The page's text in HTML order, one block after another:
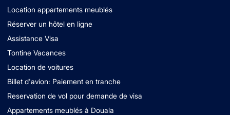
Location appartements meublés
Réserver un hôtel en ligne
Assistance Visa
Tontine Vacances
Location de voitures
Billet d'avion: Paiement en tranche
Reservation de vol pour demande de visa
Appartements meublés à Douala